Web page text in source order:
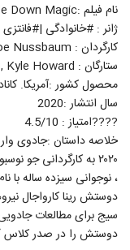
نام فیلم :Upside Down Magic
ژانر : #خانوادگی |#فانتزی
کارگردان : Joe Nussbaum
ستارگان : Izabela Rose, Siena Agudong, Kyle Howard
محصول کشور :آمریکا.
سال انتشار :2020
????امتیاز : 4.5/10
خلاصه داستان :جادوی
۲۰۲۰ به کارگردانی
، نوجوانی سیزده ساله
دوستش رینا کارواجال
سیج برای مطالعات
دوستش را در صدر کلاس